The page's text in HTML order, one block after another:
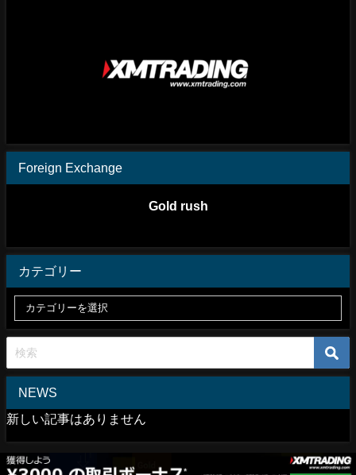
Foreign Exchange
Gold rush
カテゴリー
NEWS
新しい記事はありません